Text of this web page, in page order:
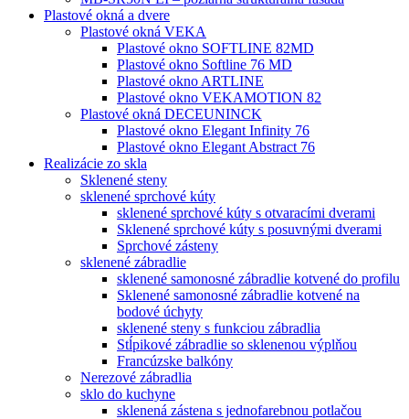
Plastové okná a dvere
Plastové okná VEKA
Plastové okno SOFTLINE 82MD
Plastové okno Softline 76 MD
Plastové okno ARTLINE
Plastové okno VEKAMOTION 82
Plastové okná DECEUNINCK
Plastové okno Elegant Infinity 76
Plastové okno Elegant Abstract 76
Realizácie zo skla
Sklenené steny
sklenené sprchové kúty
sklenené sprchové kúty s otvaracími dverami
Sklenené sprchové kúty s posuvnými dverami
Sprchové zásteny
sklenené zábradlie
sklenené samonosné zábradlie kotvené do profilu
Sklenené samonosné zábradlie kotvené na
bodové úchyty
sklenené steny s funkciou zábradlia
Stĺpikové zábradlie so sklenenou výplňou
Francúzske balkóny
Nerezové zábradlia
sklo do kuchyne
sklenená zástena s jednofarebnou potlačou